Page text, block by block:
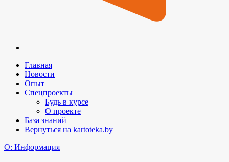
Главная
Новости
Опыт
Спецпроекты
Будь в курсе
О проекте
База знаний
Вернуться на kartoteka.by
O: Информация